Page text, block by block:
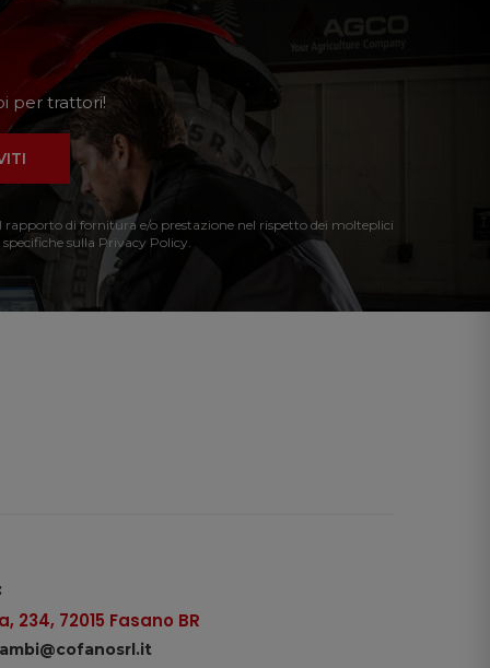
per trattori!
rapporto di fornitura e/o prestazione nel rispetto dei molteplici
sulla Privacy Policy.
234, 72015 Fasano BR